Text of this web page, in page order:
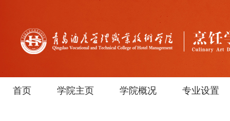
首页 学院主页 学院概况 专业设置